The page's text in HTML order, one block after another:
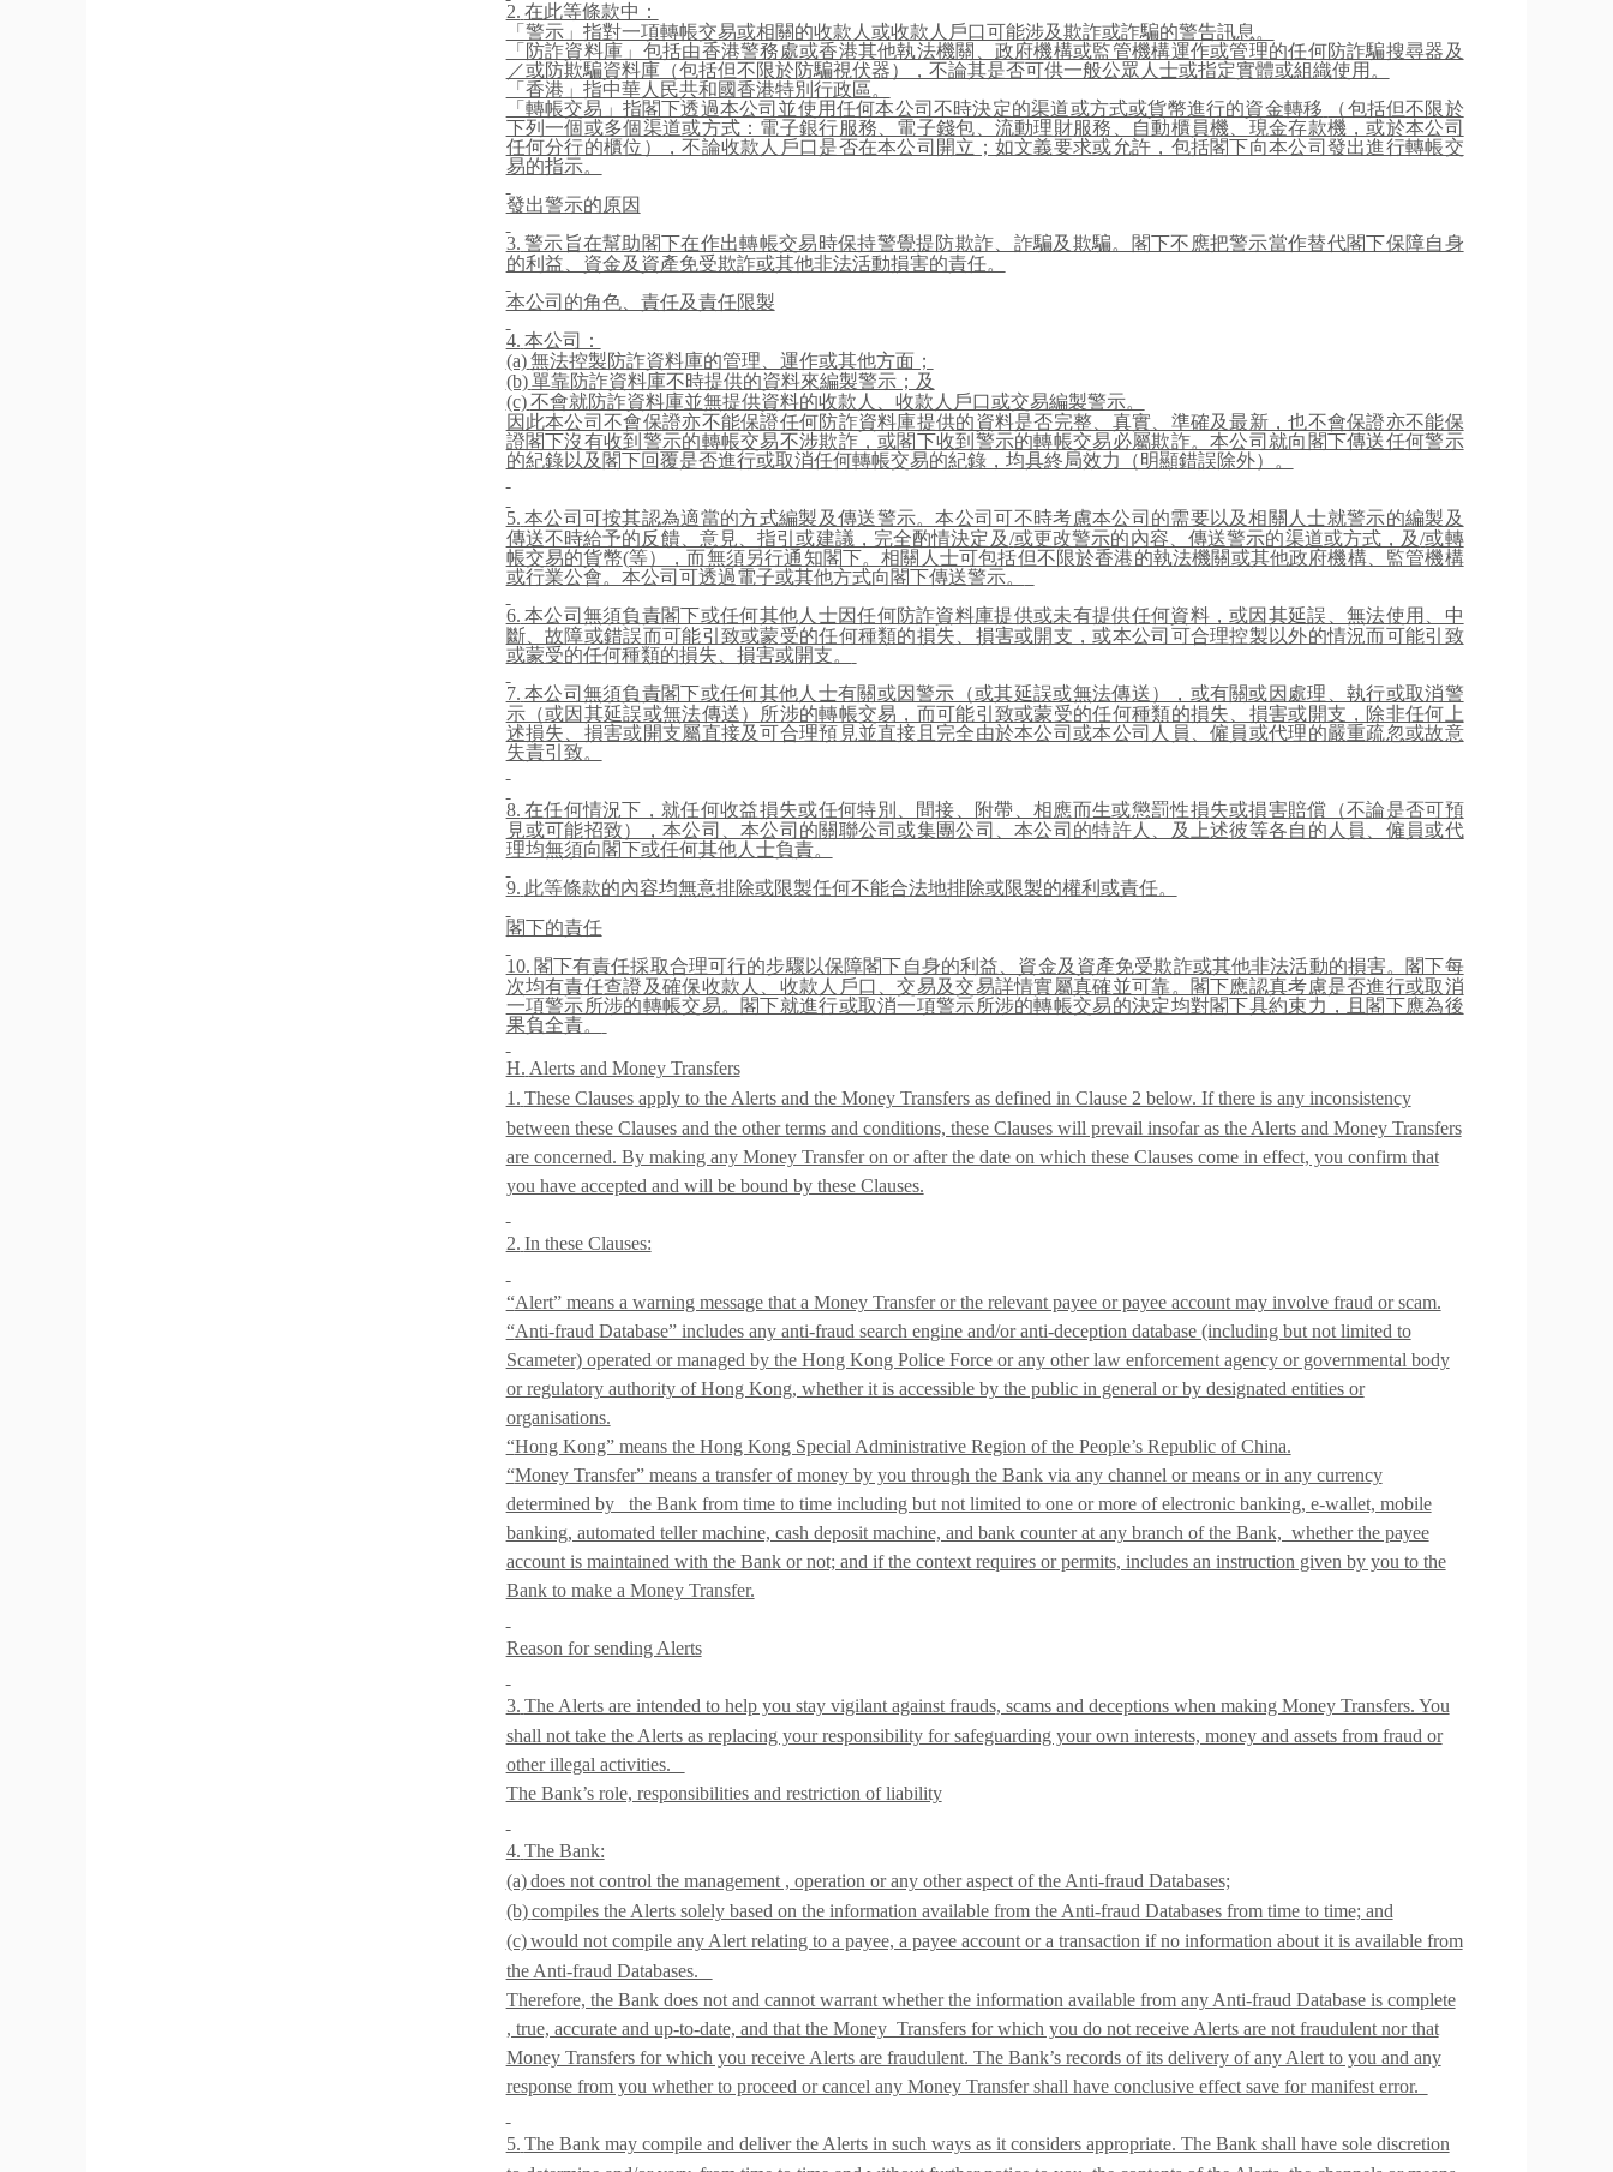
2. 在此等條款中：
「警示」指對一項轉帳交易或相關的收款人或收款人戶口可能涉及欺詐或詐騙的警告訊息。
「防詐資料庫」包括由香港警務處或香港其他執法機關、政府機構或監管機構運作或管理的任何防詐騙搜尋器及
／或防欺騙資料庫（包括但不限於防騙視伏器），不論其是否可供一般公眾人士或指定實體或組織使用。
「香港」指中華人民共和國香港特別行政區。
「轉帳交易」指閣下透過本公司並使用任何本公司不時決定的渠道或方式或貨幣進行的資金轉移
（包括但不限於
下列一個或多個渠道或方式：電子銀行服務、電子錢包、流動理財服務、自動櫃員機、現金存款機，或於本公司
任何分行的櫃位），不論收款人戶口是否在本公司開立；如文義要求或允許，包括閣下向本公司發出進行轉帳交
易的指示。
發出警示的原因
3. 警示旨在幫助閣下在作出轉帳交易時保持警覺提防欺詐、詐騙及欺騙。閣下不應把警示當作替代閣下保障自身
的利益、資金及資產免受欺詐或其他非法活動損害的責任。
本公司的角色、責任及責任限製
4. 本公司：
(a) 無法控製防詐資料庫的管理、運作或其他方面；
(b) 單靠防詐資料庫不時提供的資料來編製警示；及
(c) 不會就防詐資料庫並無提供資料的收款人、收款人戶口或交易編製警示。
因此本公司不會保證亦不能保證任何防詐資料庫提供的資料是否完整、真實、準確及最新，也不會保證亦不能保
證閣下沒有收到警示的轉帳交易不涉欺詐，或閣下收到警示的轉帳交易必屬欺詐。本公司就向閣下傳送任何警示
的紀錄以及閣下回覆是否進行或取消任何轉帳交易的紀錄，均具終局效力（明顯錯誤除外）。
5. 本公司可按其認為適當的方式編製及傳送警示。本公司可不時考慮本公司的需要以及相關人士就警示的編製及
傳送不時給予的反饋、意見、指引或建議，完全酌情決定及/或更改警示的內容、傳送警示的渠道或方式，及/或轉
帳交易的貨幣(等），而無須另行通知閣下。相關人士可包括但不限於香港的執法機關或其他政府機構、監管機構
或行業公會。本公司可透過電子或其他方式向閣下傳送警示。
6. 本公司無須負責閣下或任何其他人士因任何防詐資料庫提供或未有提供任何資料，或因其延誤、無法使用、中
斷、故障或錯誤而可能引致或蒙受的任何種類的損失、損害或開支，或本公司可合理控製以外的情況而可能引致
或蒙受的任何種類的損失、損害或開支。
7. 本公司無須負責閣下或任何其他人士有關或因警示（或其延誤或無法傳送），或有關或因處理、執行或取消警
示（或因其延誤或無法傳送）所涉的轉帳交易，而可能引致或蒙受的任何種類的損失、損害或開支，除非任何上
述損失、損害或開支屬直接及可合理預見並直接且完全由於本公司或本公司人員、僱員或代理的嚴重疏忽或故意
失責引致。
8. 在任何情況下，就任何收益損失或任何特別、間接、附帶、相應而生或懲罰性損失或損害賠償（不論是否可預
見或可能招致），本公司、本公司的關聯公司或集團公司、本公司的特許人、及上述彼等各自的人員、僱員或代
理均無須向閣下或任何其他人士負責。
9. 此等條款的內容均無意排除或限製任何不能合法地排除或限製的權利或責任。
閣下的責任
10. 閣下有責任採取合理可行的步驟以保障閣下自身的利益、資金及資產免受欺詐或其他非法活動的損害。閣下每
次均有責任查證及確保收款人、收款人戶口、交易及交易詳情實屬真確並可靠。閣下應認真考慮是否進行或取消
一項警示所涉的轉帳交易。閣下就進行或取消一項警示所涉的轉帳交易的決定均對閣下具約束力，且閣下應為後
果負全責。
H. Alerts and Money Transfers
1. These Clauses apply to the Alerts and the Money Transfers as defined in Clause 2 below. If there is any inconsistency
between these Clauses and the other terms and conditions, these Clauses will prevail insofar as the Alerts and Money Transfers
are concerned. By making any Money Transfer on or after the date on which these Clauses come in effect, you confirm that
you have accepted and will be bound by these Clauses.
2. In these Clauses:
“Alert” means a warning message that a Money Transfer or the relevant payee or payee account may involve fraud or scam.
“Anti-fraud Database” includes any anti-fraud search engine and/or anti-deception database (including but not limited to
Scameter) operated or managed by the Hong Kong Police Force or any other law enforcement agency or governmental body
or regulatory authority of Hong Kong, whether it is accessible by the public in general or by designated entities or
organisations.
“Hong Kong” means the Hong Kong Special Administrative Region of the People’s Republic of China.
“Money Transfer” means a transfer of money by you through the Bank via any channel or means or in any currency
determined by the Bank from time to time including but not limited to one or more of electronic banking, e-wallet, mobile
banking, automated teller machine, cash deposit machine, and bank counter at any branch of the Bank, whether the payee
account is maintained with the Bank or not; and if the context requires or permits, includes an instruction given by you to the
Bank to make a Money Transfer.
Reason for sending Alerts
3. The Alerts are intended to help you stay vigilant against frauds, scams and deceptions when making Money Transfers. You
shall not take the Alerts as replacing your responsibility for safeguarding your own interests, money and assets from fraud or
other illegal activities.
The Bank’s role, responsibilities and restriction of liability
4. The Bank:
(a) does not control the management , operation or any other aspect of the Anti-fraud Databases;
(b) compiles the Alerts solely based on the information available from the Anti-fraud Databases from time to time; and
(c) would not compile any Alert relating to a payee, a payee account or a transaction if no information about it is available from
the Anti-fraud Databases.
Therefore, the Bank does not and cannot warrant whether the information available from any Anti-fraud Database is complete
, true, accurate and up-to-date, and that the Money Transfers for which you do not receive Alerts are not fraudulent nor that
Money Transfers for which you receive Alerts are fraudulent. The Bank’s records of its delivery of any Alert to you and any
response from you whether to proceed or cancel any Money Transfer shall have conclusive effect save for manifest error.
5. The Bank may compile and deliver the Alerts in such ways as it considers appropriate. The Bank shall have sole discretion